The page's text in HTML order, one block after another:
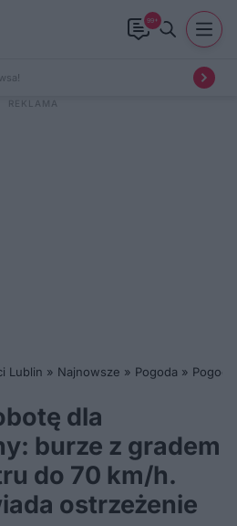
99+
Lublin » Najnowsze » Pogoda »
dla
burze z gradem
do 70 km/h.
ostrzeżenie